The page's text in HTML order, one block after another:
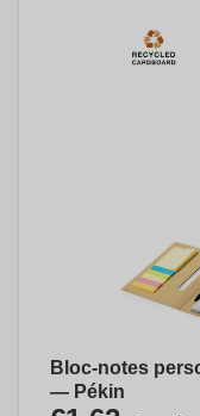
Bloc-notes
— Pékin